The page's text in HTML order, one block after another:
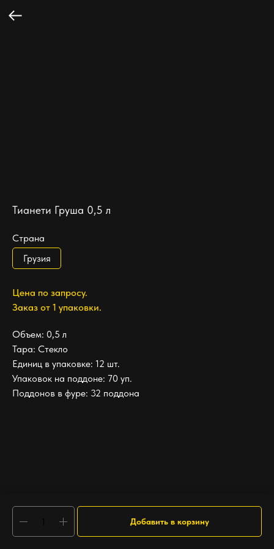
Тианети Груша 0,5 л
Страна
Грузия
Добавить в корзину
Цена по запросу.
Заказ от 1 упаковки.
Объем: 0,5 л
Тара: Стекло
Единиц в упаковке: 12 шт.
Упаковок на поддоне: 70 уп.
Поддонов в фуре: 32 поддона